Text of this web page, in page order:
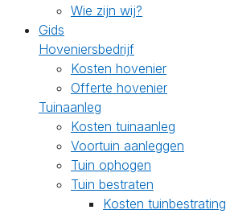
Wie zijn wij?
Gids
Hoveniersbedrijf
Kosten hovenier
Offerte hovenier
Tuinaanleg
Kosten tuinaanleg
Voortuin aanleggen
Tuin ophogen
Tuin bestraten
Kosten tuinbestrating